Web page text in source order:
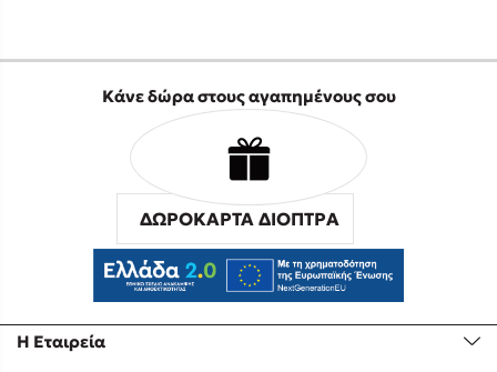
Η Εταιρεία
Κάνε δώρα στους αγαπημένους σου
ΔΩΡΟΚΑΡΤΑ ΔΙΟΠΤΡΑ